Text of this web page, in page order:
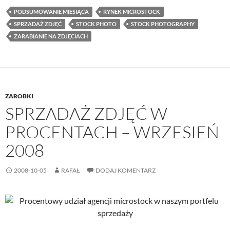
PODSUMOWANIE MIESIĄCA
RYNEK MICROSTOCK
SPRZADAŻ ZDJĘĆ
STOCK PHOTO
STOCK PHOTOGRAPHY
ZARABIANIE NA ZDJĘCIACH
ZAROBKI
SPRZADAŻ ZDJĘĆ W
PROCENTACH – WRZESIEŃ
2008
2008-10-05 RAFAŁ DODAJ KOMENTARZ